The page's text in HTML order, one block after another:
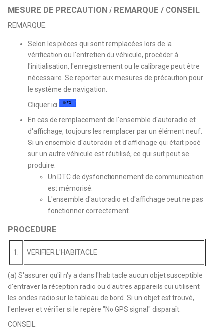
MESURE DE PRECAUTION / REMARQUE / CONSEIL
REMARQUE:
Selon les pièces qui sont remplacées lors de la
vérification ou l'entretien du véhicule, procéder à
l'initialisation, l'enregistrement ou le calibrage peut être
nécessaire. Se reporter aux mesures de précaution pour
le système de navigation.
Cliquer ici
En cas de remplacement de l'ensemble d'autoradio et
d'affichage, toujours les remplacer par un élément neuf.
Si un ensemble d'autoradio et d'affichage qui était posé
sur un autre véhicule est réutilisé, ce qui suit peut se
produire:
Un DTC de dysfonctionnement de communication
est mémorisé.
L'ensemble d'autoradio et d'affichage peut ne pas
fonctionner correctement.
PROCEDURE
1. VERIFIER L'HABITACLE
(a) S'assurer qu'il n'y a dans l'habitacle aucun objet susceptible
d'entraver la réception radio ou d'autres appareils qui utilisent
les ondes radio sur le tableau de bord. Si un objet est trouvé,
l'enlever et vérifier si le repère "No GPS signal" disparaît.
CONSEIL: